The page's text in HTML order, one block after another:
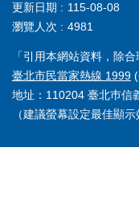
更新日期
115-08-08
瀏覽人次
4981
「引用本網站資料，除
臺北市民當家熱線 1999
地址：110204 臺北巿信
（建議螢幕設定最佳顯